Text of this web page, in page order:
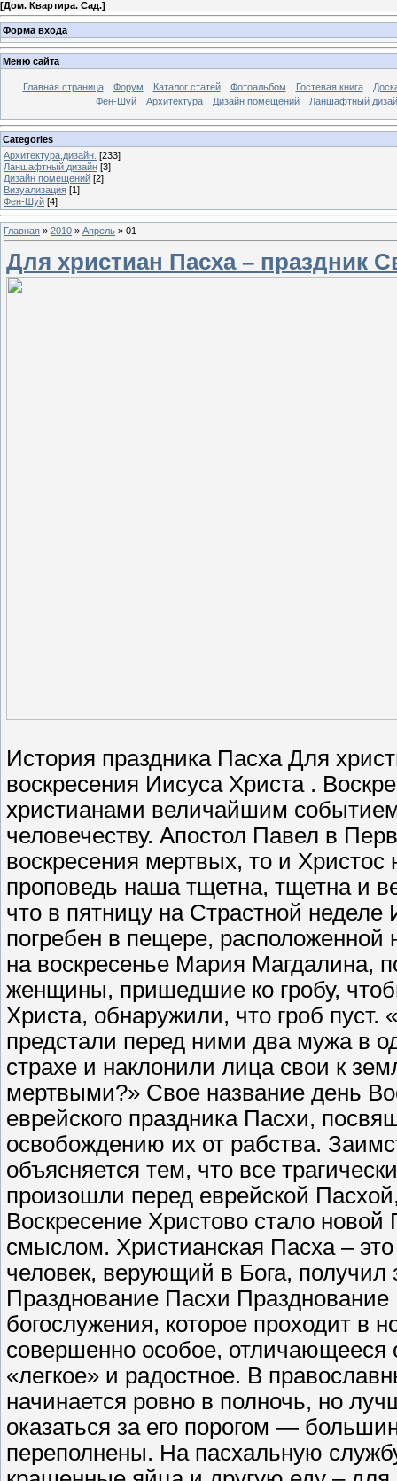
[Дом. Квартира. Сад.]
Форма входа
Меню сайта
Главная страница Форум Каталог статей Фотоальбом Гостевая книга
Фен-Шуй
Архитектура Дизайн помещений Ланшафтный
Categories
Архитектура,дизайн. [233]
Ланшафтный дизайн [3]
Дизайн помещений [2]
Визуализация [1]
Фен-Шуй [4]
Главная » 2010 » Апрель » 01
Для христиан Пасха – праздник
История праздника Пасха Для
воскресения Иисуса Христа .
христианами величайшим
человечеству. Апостол Павел в
воскресения мертвых, то и Христос
проповедь наша тщетна, тщетна и
что в пятницу на Страстной
погребен в пещере, расположенной
на воскресенье Мария Магдалина,
женщины, пришедшие ко гробу,
Христа, обнаружили, что гроб
предстали перед ними два мужа в
страхе и наклонили лица свои к
мертвыми?» Свое название день
еврейского праздника Пасхи,
освобождению их от рабства.
объясняется тем, что все
произошли перед еврейской
Воскресение Христово стало
смыслом. Христианская Пасха –
человек, верующий в Бога, получил
Празднование Пасхи Празднование
богослужения, которое проходит в
совершенно особое,
«легкое» и радостное. В
начинается ровно в полночь, но
оказаться за его порогом —
переполнены. На пасхальную